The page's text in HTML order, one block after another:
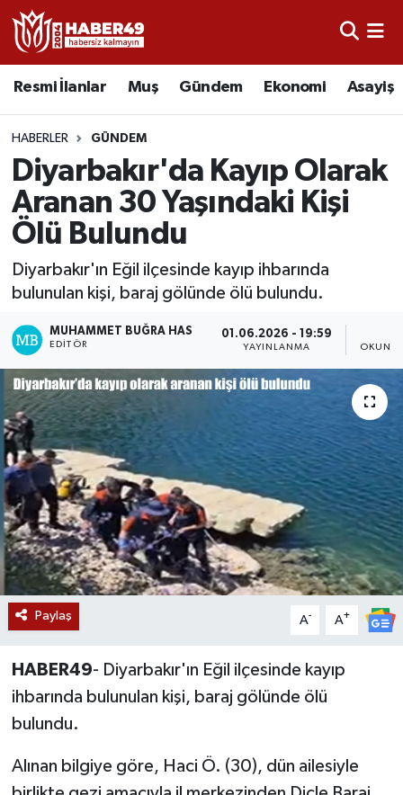
Resmi İlanlar Muş Gündem Ekonomi Asayiş
HABERLER GÜNDEM
Diyarbakır'da Kayıp Olarak
Aranan 30 Yaşındaki Kişi
Ölü Bulundu
Diyarbakır'ın Eğil ilçesinde kayıp ihbarında
bulunulan kişi, baraj gölünde ölü bulundu.
MUHAMMET BUĞRA HAS
EDITÖR
01.06.2026 - 19:59
YAYINLANMA
Paylaş A- A+
HABER49- Diyarbakır'ın Eğil ilçesinde kayıp
ihbarında bulunulan kişi, baraj gölünde ölü
bulundu.
Alınan bilgiye göre, Haci Ö. (30), dün ailesiyle
Resmi İlanlar
Asayiş
Bölge
Eğitim
Sağlık
Gündem
Spor
Siyaset
Teknoloji
Kültür Sanat
Muş
Hasköy
Korkut
Malazgirt
Uşak Nöbetçi Eczaneler
Uşak Hava Durumu
Uşak Namaz Vakitleri
Uşak Trafik Yoğunluk Haritası
Tüm Manşetler
Son Dakika Haberleri
Haber Arşivi